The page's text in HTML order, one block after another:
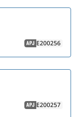
APJ E200256
APJ E200257